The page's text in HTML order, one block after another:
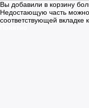
Вы добавили в корзину
Недостающую часть
соответствующей вкладке